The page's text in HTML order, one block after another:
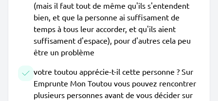
(mais il faut tout de même qu'ils s'entendent
bien, et que la personne ai suffisament de
temps à tous leur accorder, et qu'ils aient
suffisament d'espace), pour d'autres cela peu
être un problème
votre toutou apprécie-t-il cette personne ? Sur
Emprunte Mon Toutou vous pouvez rencontrer
plusieurs personnes avant de vous décider sur